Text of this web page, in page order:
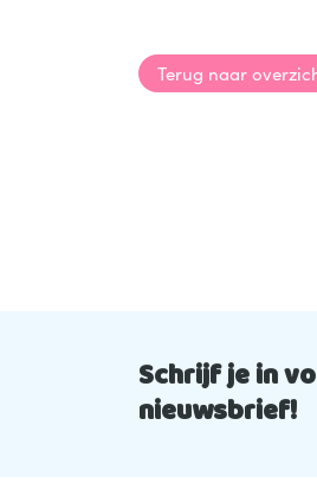
Terug naar
Schrijf je in
nieuwsbrief!